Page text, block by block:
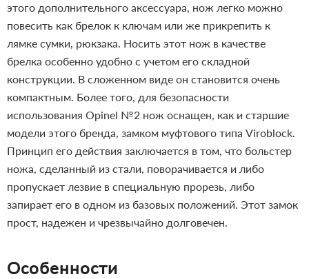
этого дополнительного аксессуара, нож легко можно
повесить как брелок к ключам или же прикрепить к
лямке сумки, рюкзака. Носить этот нож в качестве
брелка особенно удобно с учетом его складной
конструкции. В сложенном виде он становится очень
компактным. Более того, для безопасности
использования Opinel №2 нож оснащен, как и старшие
модели этого бренда, замком муфтового типа Viroblock.
Принцип его действия заключается в том, что больстер
ножа, сделанный из стали, поворачивается и либо
пропускает лезвие в специальную прорезь, либо
запирает его в одном из базовых положений. Этот замок
прост, надежен и чрезвычайно долговечен.
Особенности